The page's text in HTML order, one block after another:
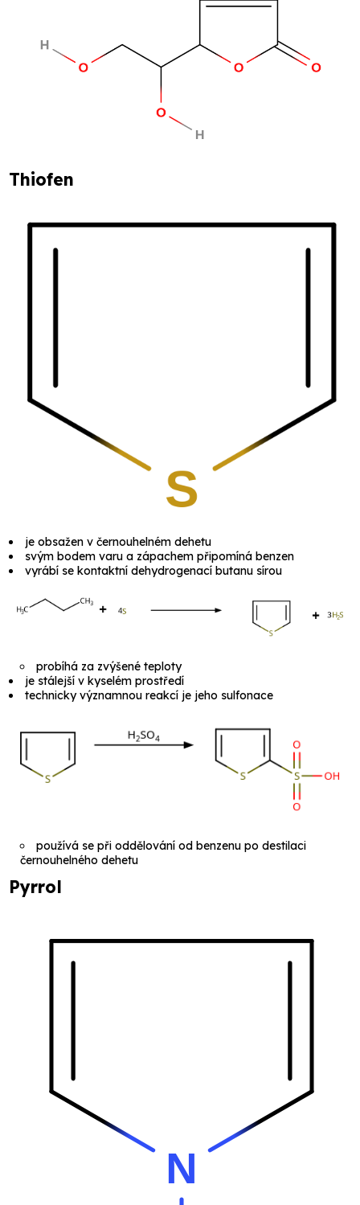
Thiofen
je obsažen v černouhelném dehetu
svým bodem varu a zápachem připomíná benzen
vyrábí sekontaktní dehydrogenací butanu sírou
probíhá za zvýšené teploty
je stálejší v kyselém prostředí
technicky významnou reakcí je jeho sulfonace
používá se při oddělování od benzenu po destilaci
černouhelného dehetu
Pyrrol